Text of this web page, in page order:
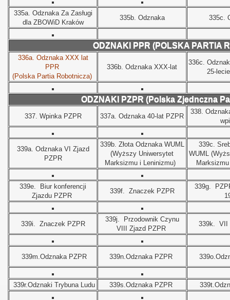
335a. Odznaka Za Zasługi
dla ZBOWiD Kraków
335b. Odznaka 335c.
ODZNAKI PPR (POLSKA PARTIA
336a. Odznaka XXX lat
PPR
(Polska Partia Robotnicza)
336b. Odznaka XXX-lat
336c.
25-
ODZNAKI PZPR (Polska Zjednczna
337. Wpinka PZPR 337a. Odznaka 40-lat PZPR
338.
339a. Odznaka VI Zjazd
PZPR
339b. Złota Odznaka WUML
(Wyższy Uniwersytet
Marksizmu i Leninizmu)
339c.
WUML
339e.
Biur konferencji
Zjazdu PZPR
339f. Znaczek PZPR
339g.
339i. Znaczek PZPR
339j.
Przodownik Czynu
VIII Zjazd PZPR
339k. VII
339m.Odznaka PZPR 339n.Odznaka PZPR 339o.
339r.Odznaki Trybuna Ludu 339s.Odznaka PZPR 339t.